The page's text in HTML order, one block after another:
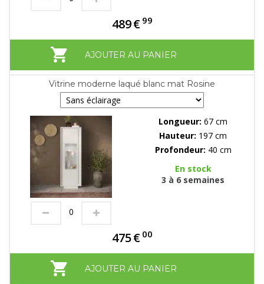
489€ 99
AJOUTER AU PANIER
Vitrine moderne laqué blanc mat Rosine
Longueur: 67 cm
Hauteur: 197 cm
Profondeur: 40 cm
En stock
3 à 6 semaines
475€ 00
AJOUTER AU PANIER